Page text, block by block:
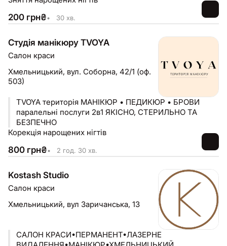
200 грн₴• 30 хв.
Студія манікюру TVOYA
Салон краси
Хмельницький, вул. Соборна, 42/1 (оф.
503)
TVOYA територія МАНІКЮР • ПЕДИКЮР • БРОВИ
паралельні послуги 2в1 ЯКІСНО, СТЕРИЛЬНО ТА
БЕЗПЕЧНО
Корекція нарощених нігтів
800 грн₴• 2 год. 30 хв.
Kostash Studio
Салон краси
Хмельницький, вул Заричанська, 13
САЛОН КРАСИ•ПЕРМАНЕНТ•ЛАЗЕРНЕ